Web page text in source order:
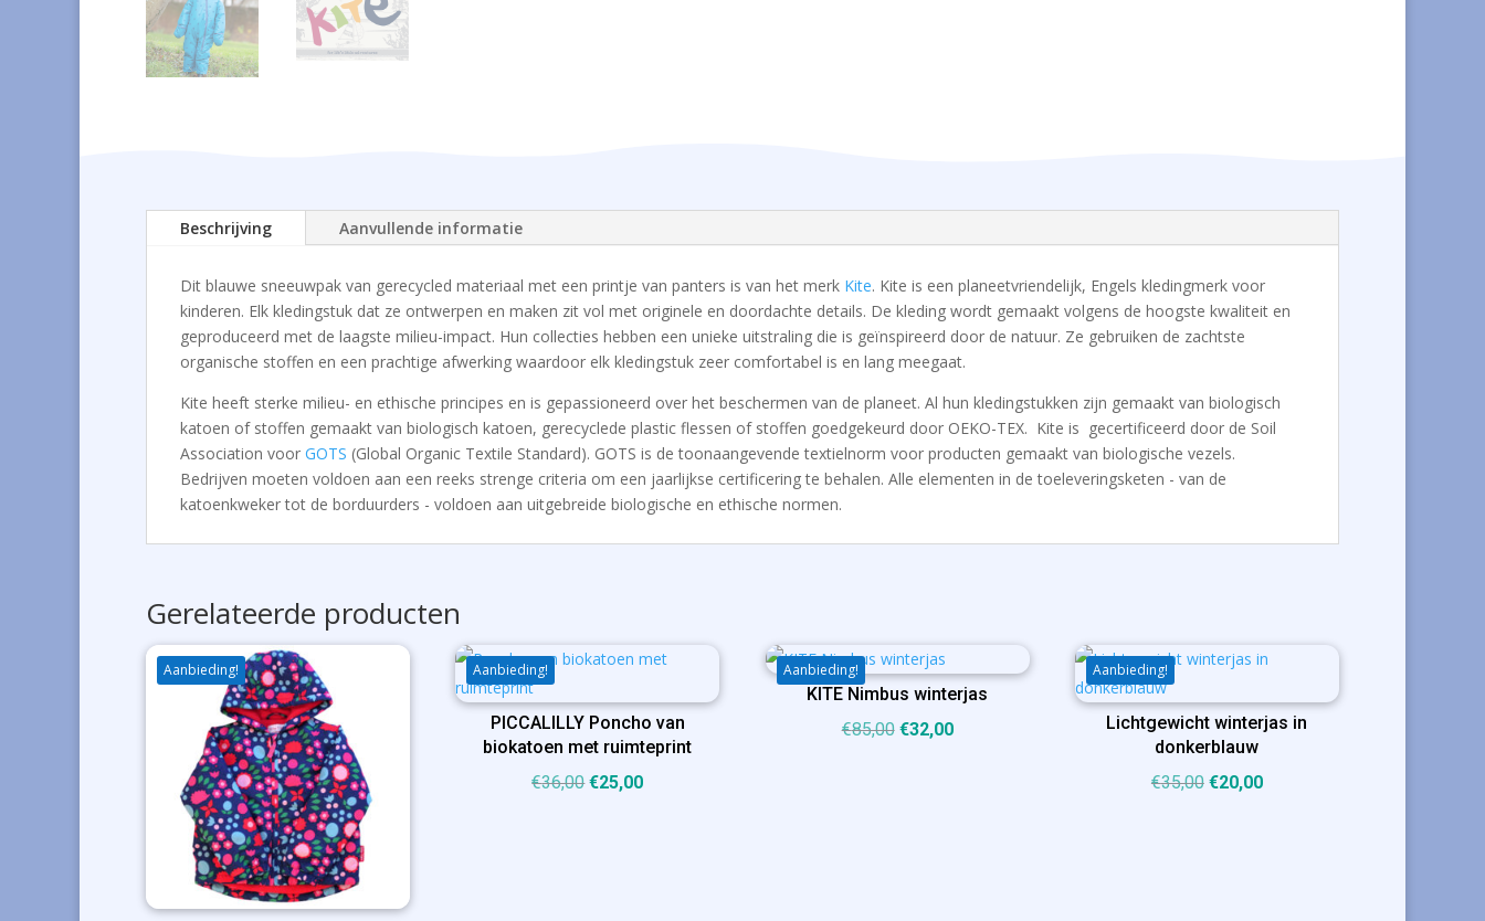
Beschrijving Aanvullende informatie
Dit blauwe sneeuwpak van gerecycled materiaal met een printje van panters is van het merk Kite. Kite is een planeetvriendelijk, Engels kledingmerk voor
kinderen. Elk kledingstuk dat ze ontwerpen en maken zit vol met originele en doordachte details. De kleding wordt gemaakt volgens de hoogste kwaliteit en
geproduceerd met de laagste milieu-impact. Hun collecties hebben een unieke uitstraling die is geïnspireerd door de natuur. Ze gebruiken de zachtste
organische stoffen en een prachtige afwerking waardoor elk kledingstuk zeer comfortabel is en lang meegaat.
Kite heeft sterke milieu- en ethische principes en is gepassioneerd over het beschermen van de planeet. Al hun kledingstukken zijn gemaakt van biologisch
katoen of stoffen gemaakt van biologisch katoen, gerecyclede plastic flessen of stoffen goedgekeurd door OEKO-TEX. Kite is gecertificeerd door de Soil
Association voor GOTS (Global Organic Textile Standard). GOTS is de toonaangevende textielnorm voor producten gemaakt van biologische vezels.
Bedrijven moeten voldoen aan een reeks strenge criteria om een ​​jaarlijkse certificering te behalen. Alle elementen in de toeleveringsketen - van de
katoenkweker tot de borduurders - voldoen aan uitgebreide biologische en ethische normen.
Gerelateerde producten
Aanbieding! Aanbieding!
PICCALILLY Poncho van
biokatoen met ruimteprint
€36,00Oorspronkelijke
€25,00Huidige
Aanbieding!
KITE Nimbus winterjas
€85,00 Oorspronkelijke
€32,00Huidige
Aanbieding!
Lichtgewicht winterjas in
donkerblauw
€35,00 Oorspronkelijke
€20,00Huidige